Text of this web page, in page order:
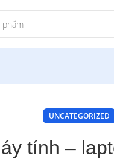
UNCATEGORIZED
tính –